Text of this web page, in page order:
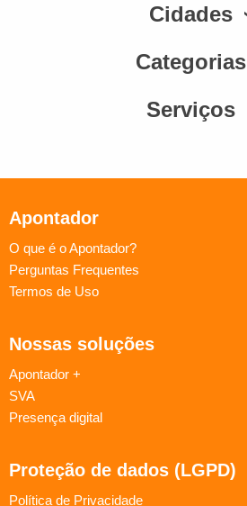
Cidades
Categorias
Serviços
Apontador
O que é o Apontador?
Perguntas Frequentes
Termos de Uso
Nossas soluções
Apontador +
SVA
Presença digital
Proteção de dados (LGPD)
Política de Privacidade